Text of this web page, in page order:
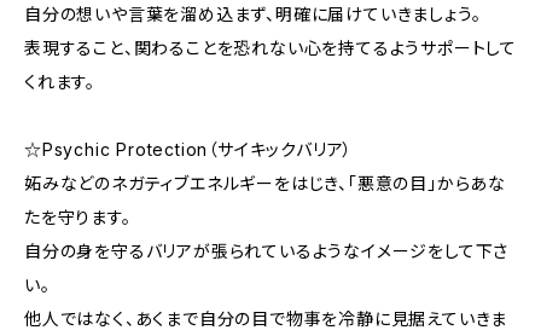
自分の想いや言葉を溜め込まず、明確に届けていきましょう。
表現すること、関わることを恐れない心を持てるようサポートして
くれます。
☆Psychic Protection（サイキックバリア）
妬みなどのネガティブエネルギーをはじき、「悪意の目」からあな
たを守ります。
自分の身を守るバリアが張られているようなイメージをして下さ
い。
他人ではなく、あくまで自分の目で物事を冷静に見据えていきま